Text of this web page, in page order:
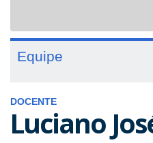
Equipe
DOCENTE
Luciano